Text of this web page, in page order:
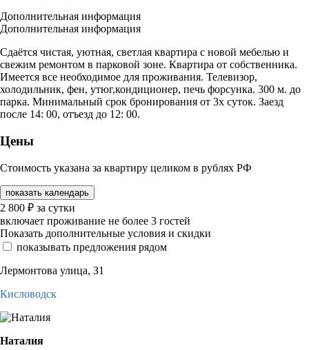
Дополнительная информация
Дополнительная информация
Сдаётся чистая, уютная, светлая квартира с новой мебелью и
свежим ремонтом в парковой зоне. Квартира от собственника.
Имеется все необходимое для проживания. Телевизор,
холодильник, фен, утюг,кондиционер, печь форсунка. 300 м. до
парка. Минимальный срок бронирования от 3х суток. Заезд
после 14: 00, отъезд до 12: 00.
Цены
Стоимость указана за квартиру целиком в рублях РФ
показать календарь
2 800 ₽ за сутки
включает проживание не более 3 гостей
Показать дополнительные условия и скидки
показывать предложения рядом
Лермонтова улица, З1
Кисловодск
Наталия